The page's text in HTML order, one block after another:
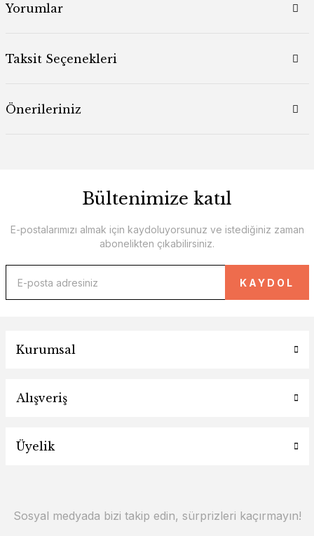
Yorumlar
Taksit Seçenekleri
Önerileriniz
Bültenimize katıl
E-postalarımızı almak için kaydoluyorsunuz ve istediğiniz zaman
abonelikten çıkabilirsiniz.
KAYDOL
Kurumsal
Alışveriş
Üyelik
Sosyal medyada bizi takip edin, sürprizleri kaçırmayın!